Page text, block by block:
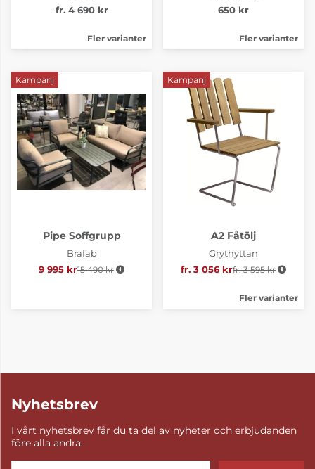
fr. 4 690 kr
Fler varianter
650 kr
Fler varianter
Kampanj
Pipe Soffgrupp
Brafab
9 995 kr Ordinarie pris:
15 490 kr
Kampanj
A2 Fåtölj
Grythyttan
fr. 3 056 krOrdinarie pris:
fr. 3 595 kr
Fler varianter
Nyhetsbrev
I vårt nyhetsbrev får du ta del av nyheter och erbjudanden
före alla andra.